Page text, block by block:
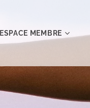
ESPACE MEMBRE